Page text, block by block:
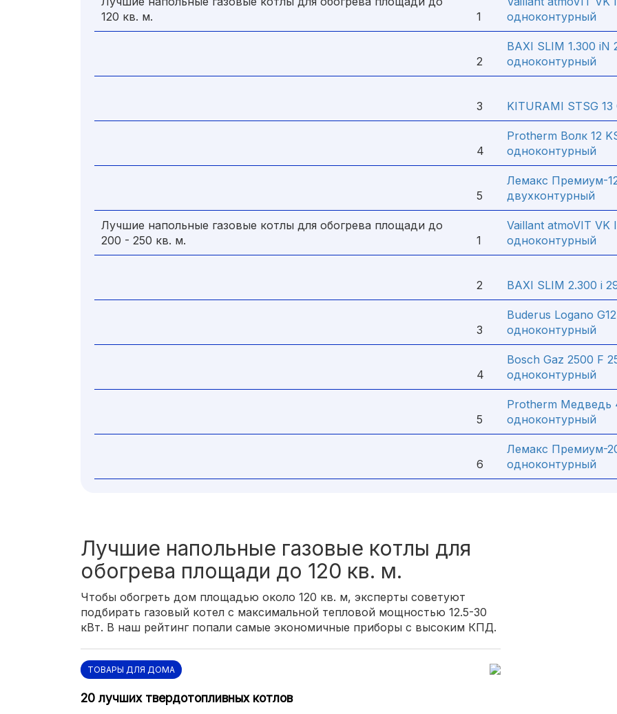
120 кв. м.
1
одноконтурный
2
BAXI SLIM 1.300 iN
одноконтурный
3 KITURAMI STSG 13
4
Protherm Волк 12
одноконтурный
5
Лемакс Премиум-
двухконтурный
Лучшие напольные газовые котлы для обогрева площади до
200 - 250 кв. м.
1
Vaillant atmoVIT VK
одноконтурный
2 BAXI SLIM 2.300 i
3
Buderus Logano
одноконтурный
4
Bosch Gaz 2500 F
одноконтурный
5
Protherm Медведь
одноконтурный
6
Лемакс Премиум-
одноконтурный
Лучшие напольные газовые котлы для
обогрева площади до 120 кв. м.
Чтобы обогреть дом площадью около 120 кв. м, эксперты советуют
подбирать газовый котел с максимальной тепловой мощностью 12.5-30
кВт. В наш рейтинг попали самые экономичные приборы с высоким КПД.
ТОВАРЫ ДЛЯ ДОМА
20 лучших твердотопливных котлов